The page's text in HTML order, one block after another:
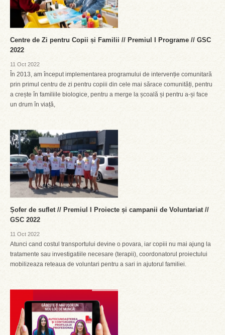
Centre de Zi pentru Copii și Familii // Premiul I Programe // GSC
2022
11 Oct 2022
În 2013, am început implementarea programului de intervenție comunitară
prin primul centru de zi pentru copiii din cele mai sărace comunități, pentru
a crește în familiile biologice, pentru a merge la școală și pentru a-și face
un drum în viață,
Șofer de suflet // Premiul I Proiecte și campanii de Voluntariat //
GSC 2022
11 Oct 2022
Atunci cand costul transportului devine o povara, iar copiii nu mai ajung la
tratamente sau investigatiile necesare (terapii), coordonatorul proiectului
mobilizeaza reteaua de voluntari pentru a sari in ajutorul familiei.